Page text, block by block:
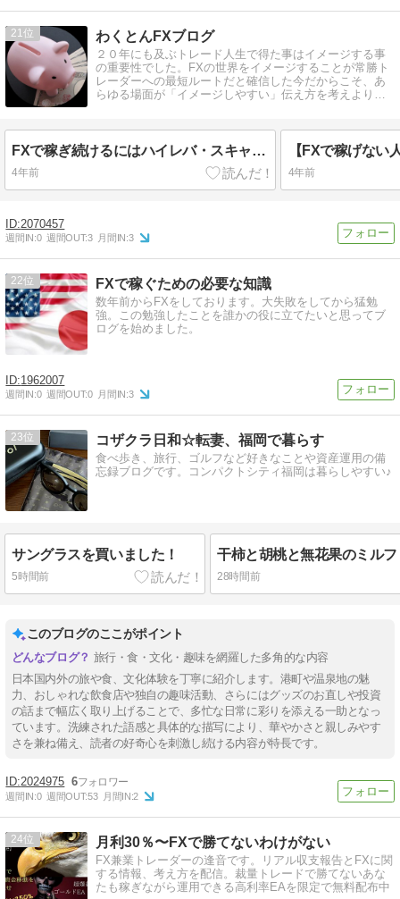
21 わくとんFXブログ
２０年にも及ぶトレード人生で得た事はイメージする事
の重要性でした。FXの世界をイメージすることが常勝ト
レーダーへの最短ルートだと確信した今だからこそ、あ
らゆる場面が「イメージしやすい」伝え方を考えより多
FXで稼ぎ続けるにはハイレバ・スキャルピング一択！
4年前 4年前
2070457
週間IN:0 週間OUT:3 月間IN:3
22 FXで稼ぐための必要な知識
数年前からFXをしております。大失敗をしてから猛勉
強。この勉強したことを誰かの役に立てたいと思ってブ
ログを始めました。
1962007
週間IN:0 週間OUT:0 月間IN:3
23 コザクラ日和☆転妻、福岡で暮らす
食べ歩き、旅行、ゴルフなど好きなことや資産運用の備
忘録ブログです。コンパクトシティ福岡は暮らしやすい♪
サングラスを買いました！
5時間前 28時間前
このブログのここがポイント
旅行・食・文化・趣味を網羅した多角的な内容
日本国内外の旅や食、文化体験を丁寧に紹介します。港町や温泉地の魅
力、おしゃれな飲食店や独自の趣味活動、さらにはグッズのお直しや投資
の話まで幅広く取り上げることで、多忙な日常に彩りを添える一助となっ
ています。洗練された語感と具体的な描写により、華やかさと親しみやす
さを兼ね備え、読者の好奇心を刺激し続ける内容が特長です。
2024975 6
週間IN:0 週間OUT:53 月間IN:2
24 月利30％〜FXで勝てないわけがない
FX兼業トレーダーの逢音です。リアル収支報告とFXに関
する情報、考え方を配信。裁量トレードで勝てないあな
たも稼ぎながら運用できる高利率EAを限定で無料配布中